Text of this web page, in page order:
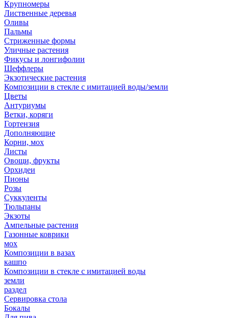
Крупномеры
Лиственные деревья
Оливы
Пальмы
Стриженные формы
Уличные растения
Фикусы и лонгифолии
Шеффлеры
Экзотические растения
Композиции в стекле с имитацией воды/земли
Цветы
Антуриумы
Ветки, коряги
Гортензия
Дополняющие
Корни, мох
Листы
Овощи, фрукты
Орхидеи
Пионы
Розы
Суккуленты
Тюльпаны
Экзоты
Ампельные растения
Газонные коврики
мох
Композиции в вазах
кашпо
Композиции в стекле с имитацией воды
земли
раздел
Сервировка стола
Бокалы